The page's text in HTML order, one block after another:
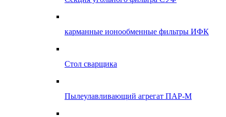
карманные ионообменные фильтры ИФК
Стол сварщика
Пылеулавливающий агрегат ПАР-М